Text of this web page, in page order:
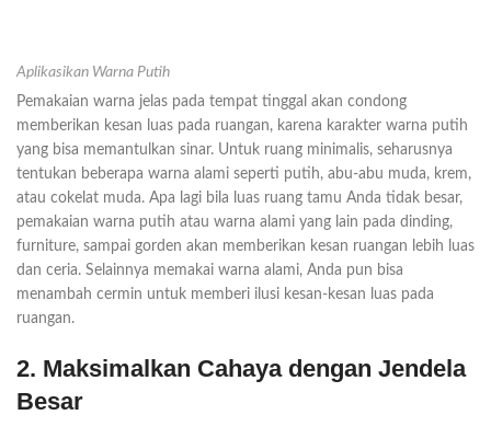
Aplikasikan Warna Putih
Pemakaian warna jelas pada tempat tinggal akan condong
memberikan kesan luas pada ruangan, karena karakter warna putih
yang bisa memantulkan sinar. Untuk ruang minimalis, seharusnya
tentukan beberapa warna alami seperti putih, abu-abu muda, krem,
atau cokelat muda. Apa lagi bila luas ruang tamu Anda tidak besar,
pemakaian warna putih atau warna alami yang lain pada dinding,
furniture, sampai gorden akan memberikan kesan ruangan lebih luas
dan ceria. Selainnya memakai warna alami, Anda pun bisa
menambah cermin untuk memberi ilusi kesan-kesan luas pada
ruangan.
2. Maksimalkan Cahaya dengan Jendela
Besar